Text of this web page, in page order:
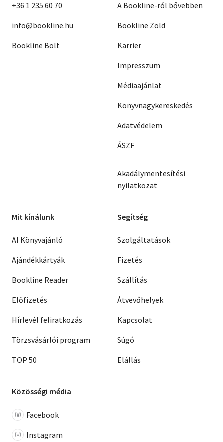
+36 1 235 60 70
info@bookline.hu
Bookline Bolt
A Bookline-ról bővebben
Bookline Zöld
Karrier
Impresszum
Médiaajánlat
Könyvnagykereskedés
Adatvédelem
ÁSZF
Akadálymentesítési
nyilatkozat
Mit kínálunk
AI Könyvajánló
Ajándékkártyák
Bookline Reader
Előfizetés
Hírlevél feliratkozás
Törzsvásárlói program
TOP 50
Segítség
Szolgáltatások
Fizetés
Szállítás
Átvevőhelyek
Kapcsolat
Súgó
Elállás
Közösségi média
Facebook
Instagram